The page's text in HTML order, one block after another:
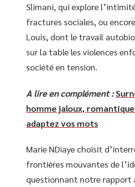
Slimani, qui explore
fractures sociales, ou
Louis, dont le travail
sur la table les violences
société en tension.
A lire en complément :
homme jaloux,
adaptez vos mots
Marie NDiaye choisit
frontières mouvantes de
questionnant notre rapport